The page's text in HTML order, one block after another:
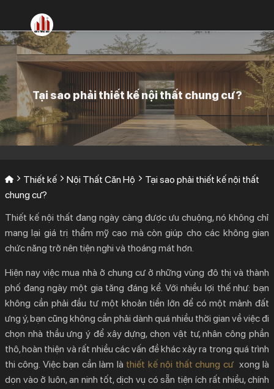
nội
dung
Tại sao phải thiết kế nội thất chung cư?
Thiết kế Nội Thất Căn Hộ
Tại sao phải thiết kế nội thất
chung cư?
Thiết kế nội thất đang ngày càng được ưu chuộng, nó không chỉ
mang lại giá trị thẩm mỹ cao mà còn giúp cho các không gian
chức năng trở nên tiện nghi và thoáng mát hơn.
Hiện nay việc mua nhà ở chung cư ở những vùng đô thị và thành
phố đang ngày một gia tăng đáng kể. Với nhiều lợi thế như: bạn
không cần phải đầu tư một khoản tiền lớn để có một mảnh đất
ưng ý, bạn cũng không cần phải dành quá nhiều thời gian về việc đi
chọn nhà thầu ưng ý để xây dựng, chọn vật tư, nhân công phần
thô, hoàn thiện và rất nhiều các vấn đề khác xảy ra trong quá trình
thi công. Việc bạn cần làm là thiết kế nội thất chung cư xong là
dọn vào ở luôn, an ninh tốt, dịch vụ có sẵn tiện ích rất nhiều, chính